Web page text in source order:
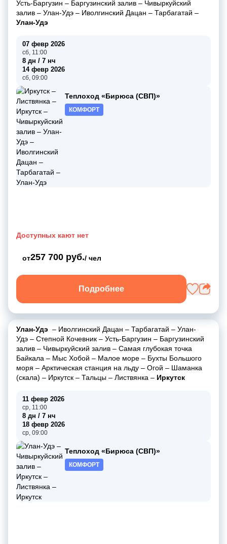
Усть-Баргузин – Баргузинский залив – Чивыркуйский
залив – Улан-Удэ – Иволгинский Дацан – Тарбагатай –
Улан-Удэ
07 февр 2026
сб, 11:00
8 дн / 7 нч
14 февр 2026
сб, 09:00
Теплоход «Бирюса (СВП)»
КОМФОРТ
Доступных кают нет
от257 700 руб./ чел
Подробнее
Улан-Удэ – Иволгинский Дацан – Тарбагатай – Улан-
Удэ – Степной Кочевник – Усть-Баргузин – Баргузинский
залив – Чивыркуйский залив – Самая глубокая точка
Байкала – Мыс Хобой – Малое море – Бухты Большого
моря – Арктическая станция на льду – Огой – Шаманка
(скала) – Иркутск – Тальцы – Листвянка – Иркутск
11 февр 2026
ср, 11:00
8 дн / 7 нч
18 февр 2026
ср, 09:00
Теплоход «Бирюса (СВП)»
КОМФОРТ